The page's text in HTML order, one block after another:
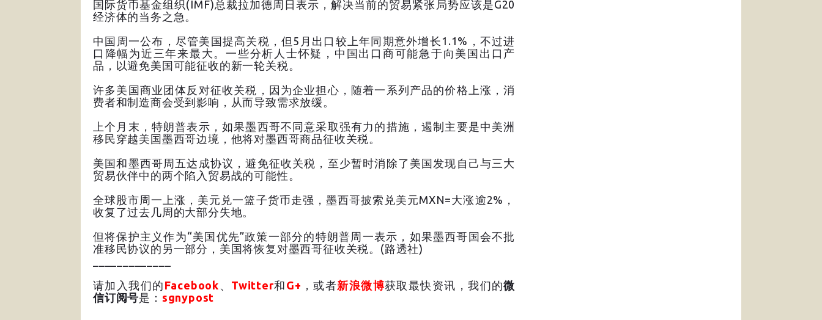
国际货币基金组织(IMF)总裁拉加德周日表示，解决当前的贸易紧张局势应该是G20
经济体的当务之急。
中国周一公布，尽管美国提高关税，但5月出口较上年同期意外增长1.1%，不过进
口降幅为近三年来最大。一些分析人士怀疑，中国出口商可能急于向美国出口产
品，以避免美国可能征收的新一轮关税。
许多美国商业团体反对征收关税，因为企业担心，随着一系列产品的价格上涨，消
费者和制造商会受到影响，从而导致需求放缓。
上个月末，特朗普表示，如果墨西哥不同意采取强有力的措施，遏制主要是中美洲
移民穿越美国墨西哥边境，他将对墨西哥商品征收关税。
美国和墨西哥周五达成协议，避免征收关税，至少暂时消除了美国发现自己与三大
贸易伙伴中的两个陷入贸易战的可能性。
全球股市周一上涨，美元兑一篮子货币走强，墨西哥披索兑美元MXN=大涨逾2%，
收复了过去几周的大部分失地。
但将保护主义作为“美国优先”政策一部分的特朗普周一表示，如果墨西哥国会不批
准移民协议的另一部分，美国将恢复对墨西哥征收关税。(路透社)
请加入我们的 Facebook 、 Twitter和 G+ ，或者新浪微博获取最快资讯，我们的微
信订阅号是： sgnypost